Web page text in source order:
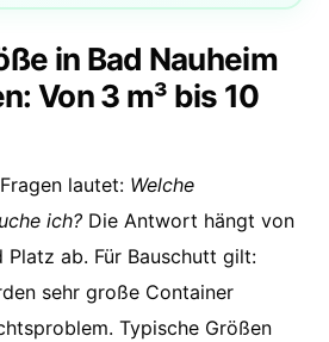
in Bad Nauheim
Von 3 m³ bis 10
lautet: Welche
ich? Die Antwort hängt von
Platz ab. Für Bauschutt gilt:
sehr große Container
Typische Größen